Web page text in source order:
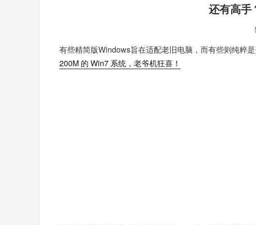
还有高手
有些精简版Windows旨在适配老旧电脑，而有些则纯粹
200M 的 Win7 系统，老爷机狂喜！